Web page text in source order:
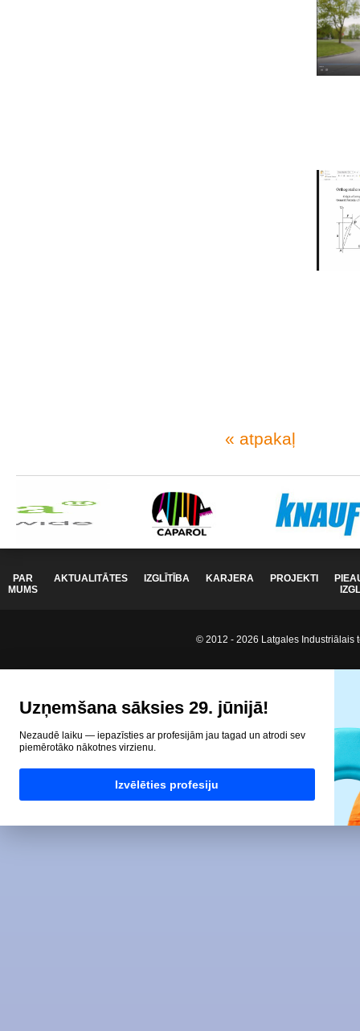
« atpakaļ
PAR
MUMS
AKTUALITĀTES IZGLĪTĪBA KARJERA PROJEKTI
© 2012 - 2026 Latgales Industriālais
Uzņemšana sāksies 29. jūnijā!
Nezaudē laiku — iepazīsties ar profesijām jau tagad un atrodi sev
piemērotāko nākotnes virzienu.
Izvēlēties profesiju